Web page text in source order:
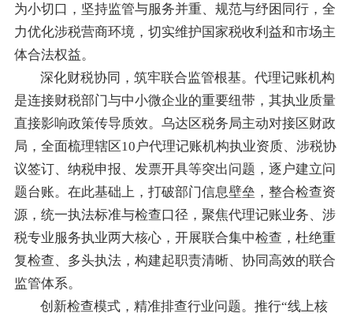
为小切口，坚持监管与服务并重、规范与纾困同行，全
力优化涉税营商环境，切实维护国家税收利益和市场主
体合法权益。
深化财税协同，筑牢联合监管根基。代理记账机构
是连接财税部门与中小微企业的重要纽带，其执业质量
直接影响政策传导质效。乌达区税务局主动对接区财政
局，全面梳理辖区10户代理记账机构执业资质、涉税协
议签订、纳税申报、发票开具等突出问题，逐户建立问
题台账。在此基础上，打破部门信息壁垒，整合检查资
源，统一执法标准与检查口径，聚焦代理记账业务、涉
税专业服务执业两大核心，开展联合集中检查，杜绝重
复检查、多头执法，构建起职责清晰、协同高效的联合
监管体系。
创新检查模式，精准排查行业问题。推行“线上核